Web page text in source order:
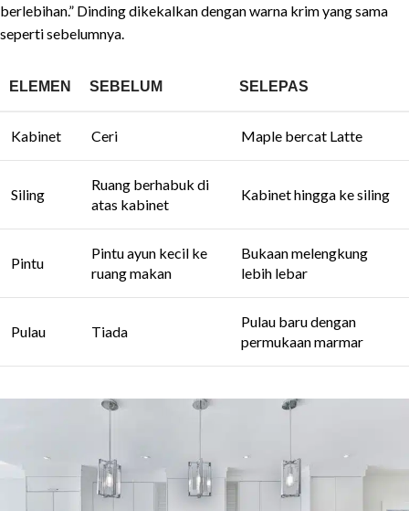
berlebihan.” Dinding dikekalkan dengan warna krim yang sama
seperti sebelumnya.
ELEMEN SEBELUM SELEPAS
Kabinet Ceri Maple bercat Latte
Siling
Ruang berhabuk di
atas kabinet
Kabinet hingga ke siling
Pintu
Pintu ayun kecil ke
ruang makan
Bukaan melengkung
lebih lebar
Pulau Tiada
Pulau baru dengan
permukaan marmar